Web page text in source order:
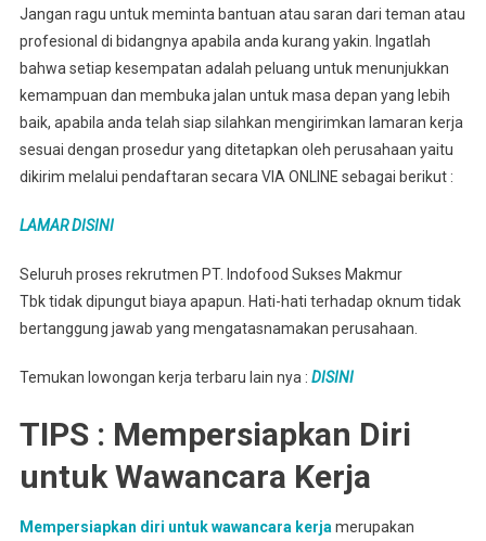
Jangan ragu untuk meminta bantuan atau saran dari teman atau
profesional di bidangnya apabila anda kurang yakin. Ingatlah
bahwa setiap kesempatan adalah peluang untuk menunjukkan
kemampuan dan membuka jalan untuk masa depan yang lebih
baik, apabila anda telah siap silahkan mengirimkan lamaran kerja
sesuai dengan prosedur yang ditetapkan oleh perusahaan yaitu
dikirim melalui pendaftaran secara VIA ONLINE sebagai berikut :
LAMAR DISINI
Seluruh proses rekrutmen PT. Indofood Sukses Makmur
Tbk tidak dipungut biaya apapun. Hati-hati terhadap oknum tidak
bertanggung jawab yang mengatasnamakan perusahaan.
Temukan lowongan kerja terbaru lain nya : DISINI
TIPS : Mempersiapkan Diri
untuk Wawancara Kerja
Mempersiapkan diri untuk wawancara kerja merupakan